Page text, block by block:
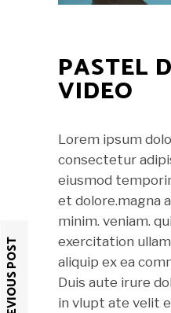
PASTEL
VIDEO
Lorem ipsum
consectetur
eiusmod
et dolore.magna
minim. veniam.
exercitation
aliquip ex ea
Duis aute irure
in vlupt ate velit
PREVIOUS POST